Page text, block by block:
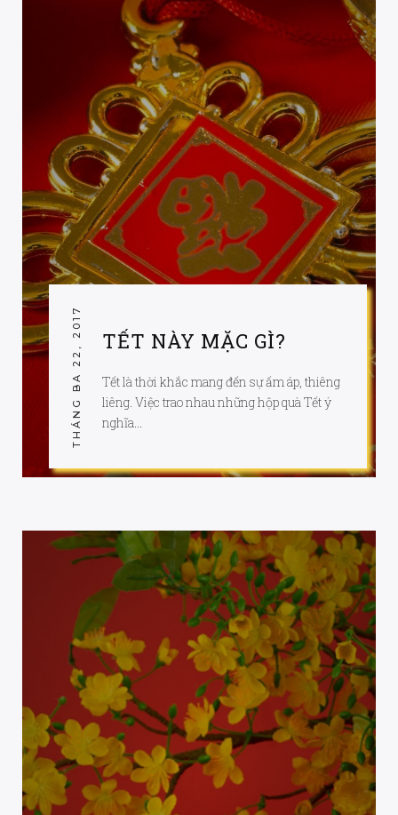
TẾT NÀY MẶC GÌ?
THÁNG BA 22, 2017
Tết là thời khắc mang đến sự ấm áp, thiêng
liêng. Việc trao nhau những hộp quà Tết ý
nghĩa...